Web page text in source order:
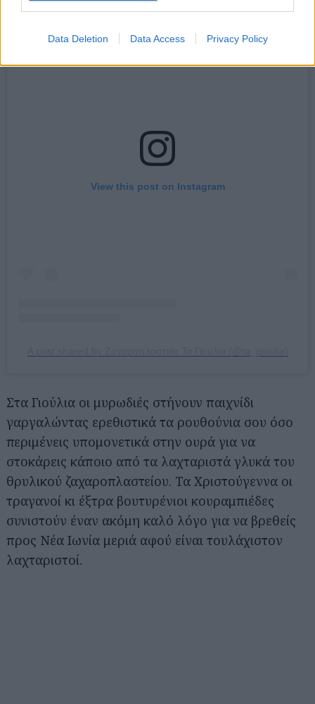
Data Deletion Data Access Privacy Policy
View this post on Instagram
Στα Γιούλια οι μυρωδιές στήνουν παιχνίδι
γαργαλώντας ερεθιστικά τα ρουθούνια σου όσο
περιμένεις υπομονετικά στην ουρά για να
στοκάρεις κάποιο από τα λαχταριστά γλυκά του
θρυλικού ζαχαροπλαστείου. Τα Χριστούγεννα οι
τραγανοί κι έξτρα βουτυρένιοι κουραμπιέδες
συνιστούν έναν ακόμη καλό λόγο για να βρεθείς
προς Νέα Ιωνία μεριά αφού είναι τουλάχιστον
λαχταριστοί.